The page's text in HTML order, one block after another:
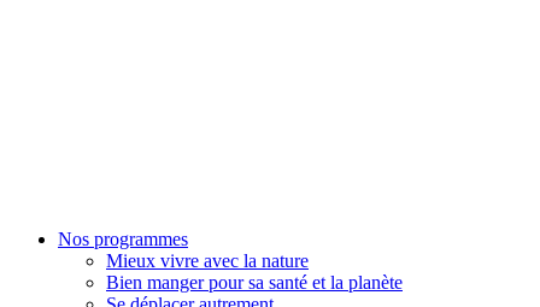
Nos programmes
Mieux vivre avec la nature
Bien manger pour sa santé et la planète